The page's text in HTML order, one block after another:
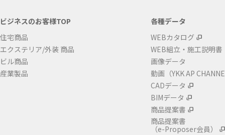
ビジネスのお客様TOP
住宅商品
エクステリア/外装 商品
ビル商品
産業製品
各種データ
WEBカタログ
WEB組立・施工説明書
画像データ
動画（YKK AP
CADデータ
BIMデータ
商品提案書
商品提案書
（e-Proposer会員）